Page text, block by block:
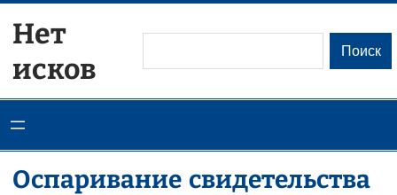
содержимому
Нет
исков
Поиск
Оспаривание свидетельства